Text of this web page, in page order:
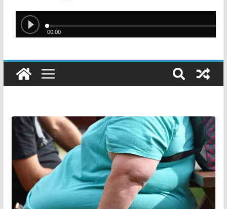
tráfico no Sul do Piauí
Centro de Desenvolvimento do